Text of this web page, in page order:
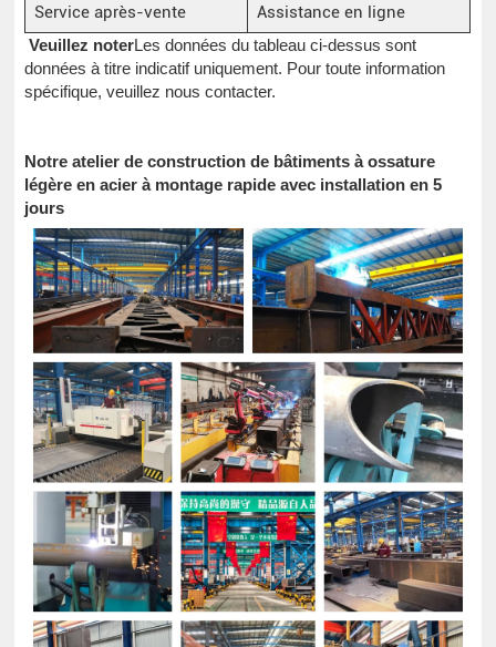
Service après-vente
Assistance en ligne
Veuillez noterLes données du tableau ci-dessus sont
données à titre indicatif uniquement. Pour toute information
spécifique, veuillez nous contacter.
Notre atelier de construction de bâtiments à ossature
légère en acier à montage rapide avec installation en 5
jours